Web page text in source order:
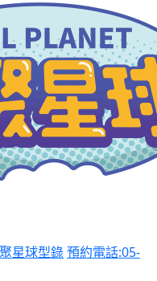
星球型錄預約電話:05-